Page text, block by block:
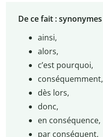
De ce fait : synonymes
ainsi,
alors,
c’est pourquoi,
conséquemment,
dès lors,
donc,
en conséquence,
par conséquent,